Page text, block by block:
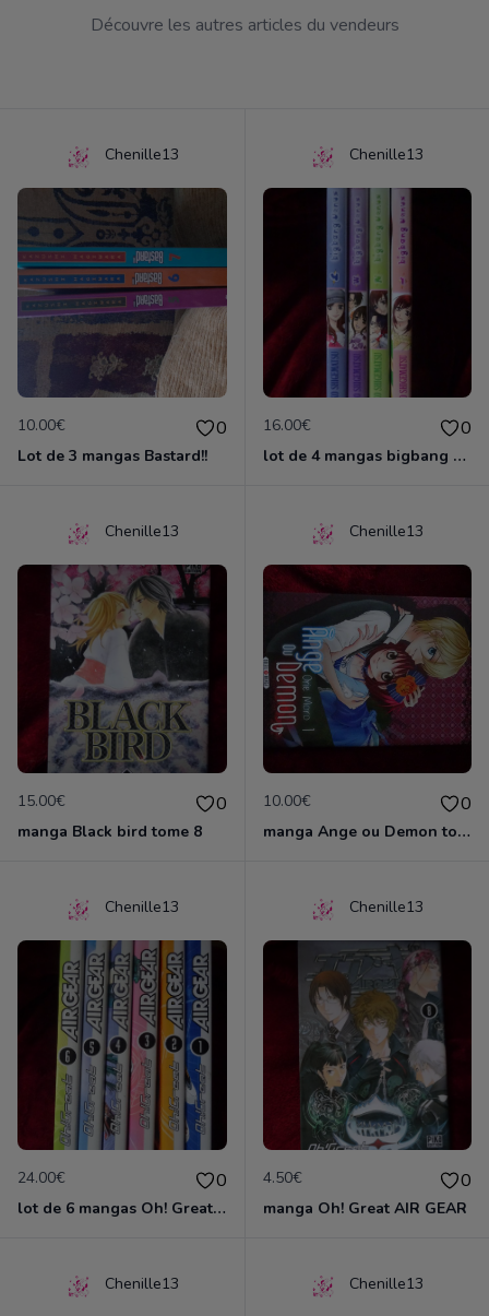
Découvre les autres articles du vendeurs
Chenille13
10.00€ 0
Lot de 3 mangas Bastard!!
Chenille13
16.00€ 0
lot de 4 mangas bigbang venus
Chenille13
15.00€ 0
manga Black bird tome 8
Chenille13
10.00€ 0
manga Ange ou Demon tome 1
Chenille13
24.00€ 0
lot de 6 mangas Oh! Great AIR GEAR
Chenille13
4.50€ 0
manga Oh! Great AIR GEAR
Chenille13 Chenille13